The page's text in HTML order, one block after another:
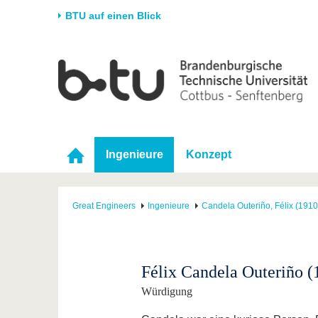
BTU auf einen Blick
Universität
Karriere & Engagement
Partnerschaften &
Strukturwandel
Forschung
Förderung
Wissenschaftlicher
Nachwuchs
Ingenieure Konzept
Great Engineers Ingenieure Candela Outeriño, Félix
Félix Candela Outeriño
Würdigung